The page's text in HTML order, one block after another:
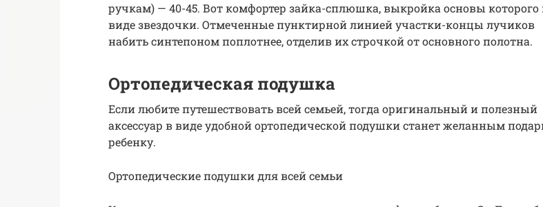
ручкам) — 40-45. Вот комфортер зайка-сплюшка, выкройка основы которого
виде звездочки. Отмеченные пунктирной линией участки-концы лучиков
набить синтепоном поплотнее, отделив их строчкой от основного полотна.
Ортопедическая подушка
Если любите путешествовать всей семьей, тогда оригинальный и полезный
аксессуар в виде удобной ортопедической подушки станет желанным
ребенку.
Ортопедические подушки для всей семьи